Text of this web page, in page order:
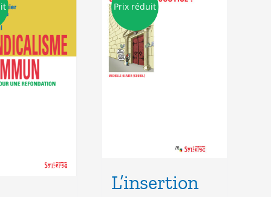
Prix réduit
L’insertion